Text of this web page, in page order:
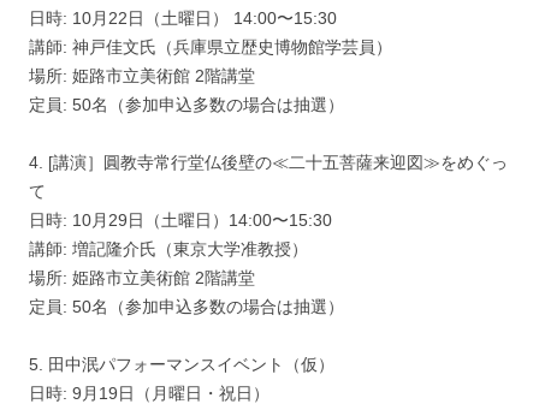
日時: 10月22日（土曜日） 14:00〜15:30
講師: 神戸佳文氏（兵庫県立歴史博物館学芸員）
場所: 姫路市立美術館 2階講堂
定員: 50名（参加申込多数の場合は抽選）
4. [講演］圓教寺常行堂仏後壁の≪二十五菩薩来迎図≫をめぐっ
て
日時: 10月29日（土曜日）14:00〜15:30
講師: 増記隆介氏（東京大学准教授）
場所: 姫路市立美術館 2階講堂
定員: 50名（参加申込多数の場合は抽選）
5. 田中泯パフォーマンスイベント（仮）
日時: 9月19日（月曜日・祝日）